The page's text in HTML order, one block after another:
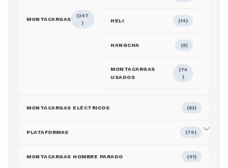
MONTACARGAS
(247
)
HELI (14)
HANGCHA (8)
MONTACARGAS
USADOS
(74
)
MONTACARGAS ELÉCTRICOS (83)
PLATAFORMAS (70)
MONTACARGAS HOMBRE PARADO (41)